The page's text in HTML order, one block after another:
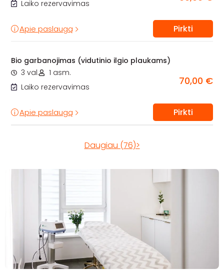
Laiko rezervavimas
Apie paslaugą Pirkti
Bio garbanojimas (vidutinio ilgio plaukams)
3 val.
1 asm.
Laiko rezervavimas
70,00 €
Apie paslaugą Pirkti
Daugiau (76)>